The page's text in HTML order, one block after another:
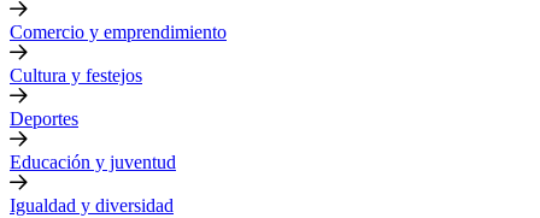
Comercio y emprendimiento
Cultura y festejos
Deportes
Educación y juventud
Igualdad y diversidad